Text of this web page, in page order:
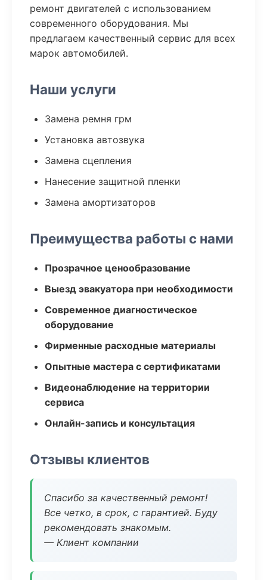
ремонт двигателей с использованием
современного оборудования. Мы
предлагаем качественный сервис для всех
марок автомобилей.
Наши услуги
Замена ремня грм
Установка автозвука
Замена сцепления
Нанесение защитной пленки
Замена амортизаторов
Преимущества работы с нами
Прозрачное ценообразование
Выезд эвакуатора при необходимости
Современное диагностическое
оборудование
Фирменные расходные материалы
Опытные мастера с сертификатами
Видеонаблюдение на территории
сервиса
Онлайн-запись и консультация
Отзывы клиентов
Спасибо за качественный ремонт!
Все четко, в срок, с гарантией. Буду
рекомендовать знакомым.
— Клиент компании